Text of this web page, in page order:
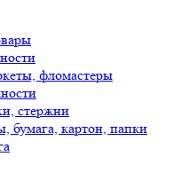
фломастеры
стержни
бумага, картон, папки